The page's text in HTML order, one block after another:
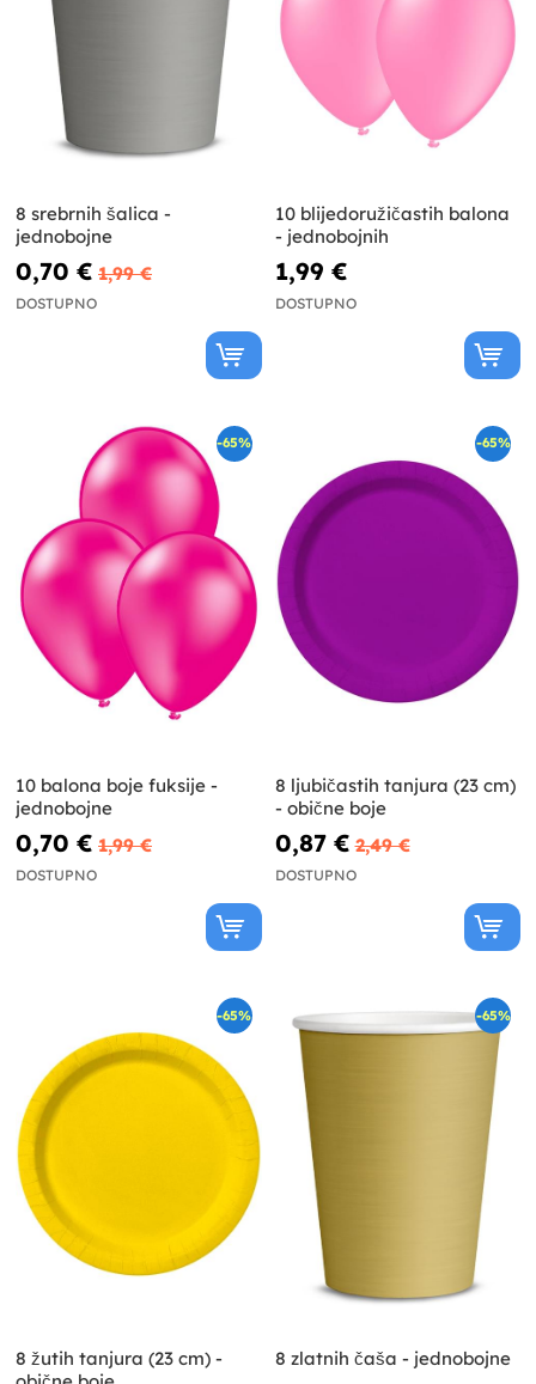
8 srebrnih šalica -
jednobojne
0,70 € 1,99 €
DOSTUPNO
10 blijedoružičastih balona
- jednobojnih
1,99 €
DOSTUPNO
-65%
10 balona boje fuksije -
jednobojne
0,70 € 1,99 €
DOSTUPNO
-65%
8 ljubičastih tanjura (23 cm)
- obične boje
0,87 € 2,49 €
DOSTUPNO
-65%
8 žutih tanjura (23 cm) -
-65%
8 zlatnih čaša - jednobojne